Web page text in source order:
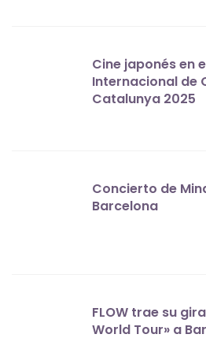
Cine japonés en
Internacional de
Catalunya 2025
Concierto de
Barcelona
FLOW trae su
World Tour» a